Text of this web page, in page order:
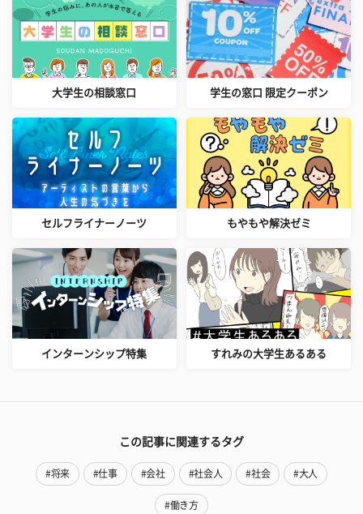
大学生の相談窓口 学生の窓口 限定クーポン
セルフライナーノーツ もやもや解決ゼミ
インターンシップ特集 すれみの大学生あるある
この記事に関連するタグ
#将来 #仕事 #会社 #社会人 #社会 #大人
#働き方